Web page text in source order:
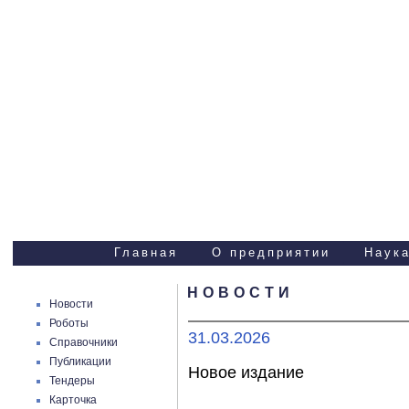
Главная О предприятии
Новости
Роботы
Справочники
Публикации
Тендеры
Карточка
НОВОСТИ
31.03.2026
Новое издание